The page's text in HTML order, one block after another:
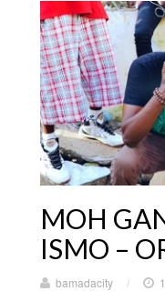
MOH
ISMO –
bamadacity /